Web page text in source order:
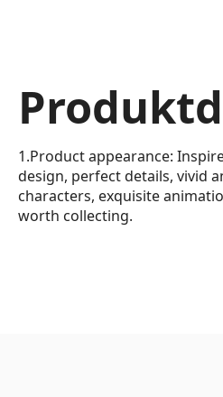
1.Product appearance:
design, perfect details, vivid
characters, exquisite
worth collecting.